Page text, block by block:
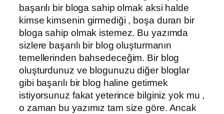
başarılı bir bloga sahip olmak aksi halde
kimse kimsenin girmediği , boşa duran bir
bloga sahip olmak istemez. Bu yazımda
sizlere başarılı bir blog oluşturmanın
temellerinden bahsedeceğim. Bir blog
oluşturdunuz ve blogunuzu diğer bloglar
gibi başarılı bir blog haline getirmek
istiyorsunuz fakat yeterince bilginiz yok mu ,
o zaman bu yazımız tam size göre. Ancak